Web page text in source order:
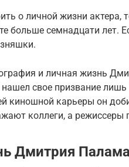
о личной жизни
больше семнадцати лет.
и личная жизнь
свое призвание
киношной карьеры он
коллеги, а режиссеры
Дмитрия